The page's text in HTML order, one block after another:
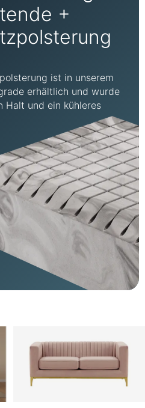
+
ist in unserem
erhältlich und wurde
Halt und ein kühleres